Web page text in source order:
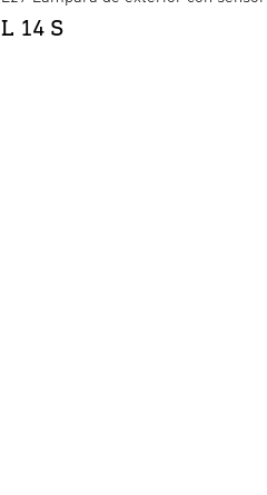
L 14 S